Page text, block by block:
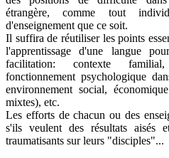
étrangère, comme tout
d'enseignement que ce soit.
Il suffira de réutiliser les points
l'apprentissage d'une langue
facilitation: contexte
fonctionnement psychologique
environnement social,
mixtes), etc.
Les efforts de chacun ou des
s'ils veulent des résultats aisés
traumatisants sur leurs "disciples"...